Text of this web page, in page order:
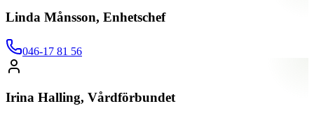
Linda Månsson, Enhetschef
046-17 81 56
Irina Halling, Vårdförbundet